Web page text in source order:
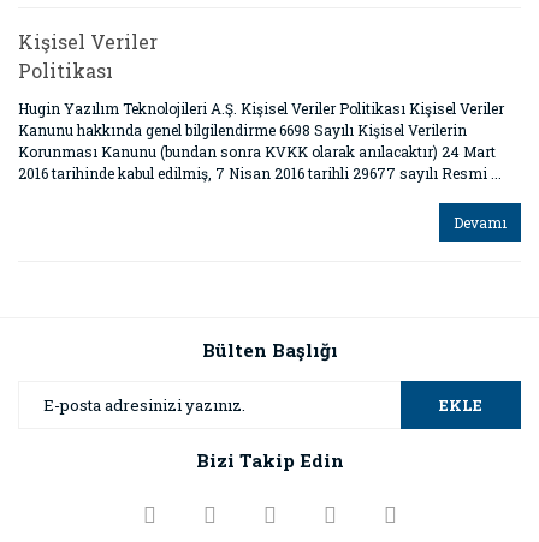
Kişisel Veriler
Politikası
Hugin Yazılım Teknolojileri A.Ş. Kişisel Veriler Politikası Kişisel Veriler
Kanunu hakkında genel bilgilendirme 6698 Sayılı Kişisel Verilerin
Korunması Kanunu (bundan sonra KVKK olarak anılacaktır) 24 Mart
2016 tarihinde kabul edilmiş, 7 Nisan 2016 tarihli 29677 sayılı Resmi ...
Devamı
Bülten Başlığı
EKLE
Bizi Takip Edin